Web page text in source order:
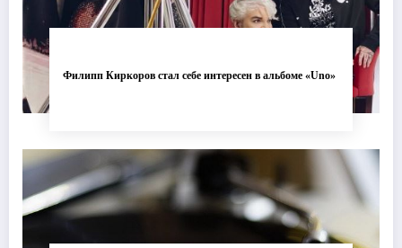
Филипп Киркоров стал себе интересен в альбоме «Uno»